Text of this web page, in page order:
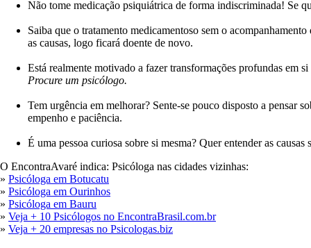
Não tome medicação psiquiátrica de forma indiscriminada! Se
Saiba que o tratamento medicamentoso sem o
as causas, logo ficará doente de novo.
Está realmente motivado a fazer transformações profundas em si
Procure um psicólogo.
Tem urgência em melhorar? Sente-se pouco disposto a pensar
empenho e paciência.
É uma pessoa curiosa sobre si mesma? Quer entender as
O EncontraAvaré indica: Psicóloga nas cidades vizinhas:
» Psicóloga em Botucatu
» Psicóloga em Ourinhos
» Psicóloga em Bauru
» Veja + 10 Psicólogos no EncontraBrasil.com.br
» Veja + 20 empresas no Psicologas.biz